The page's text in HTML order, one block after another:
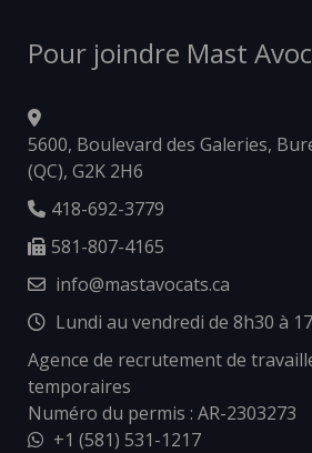
Pour joindre Mast
5600, Boulevard des Galeries,
(QC), G2K 2H6
418-692-3779
581-807-4165
info@mastavocats.ca
Lundi au vendredi de 8h30 à
Agence de recrutement de
temporaires
Numéro du permis : AR-2303273
+1 (581) 531-1217